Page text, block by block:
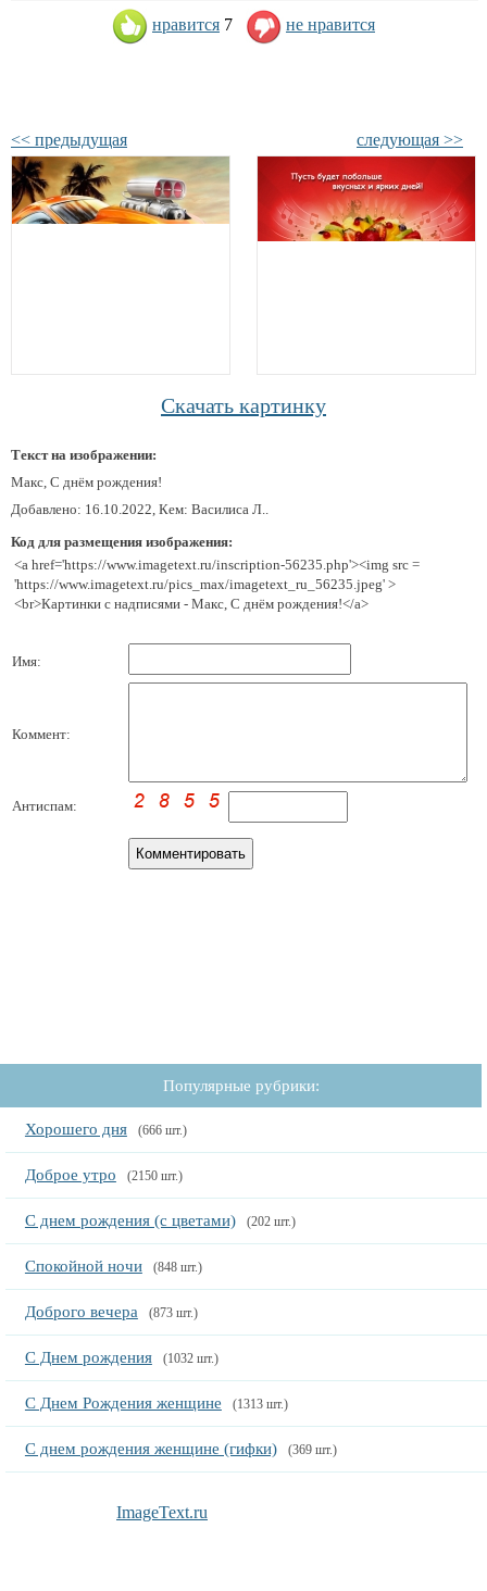
нравится 7 не нравится
<< предыдущая следующая >>
Скачать картинку
Текст на изображении:
Макс, С днём рождения!
Добавлено: 16.10.2022, Кем: Василиса Л..
Код для размещения изображения:
<a href='https://www.imagetext.ru/inscription-56235.php'><img src =
'https://www.imagetext.ru/pics_max/imagetext_ru_56235.jpeg' >
<br>Картинки с надписями - Макс, С днём рождения!</a>
Имя:
Коммент:
Антиспам:
Популярные рубрики:
Хорошего дня (666 шт.)
Доброе утро (2150 шт.)
С днем рождения (с цветами) (202 шт.)
Спокойной ночи (848 шт.)
Доброго вечера (873 шт.)
С Днем рождения (1032 шт.)
С Днем Рождения женщине (1313 шт.)
С днем рождения женщине (гифки) (369 шт.)
ImageText.ru